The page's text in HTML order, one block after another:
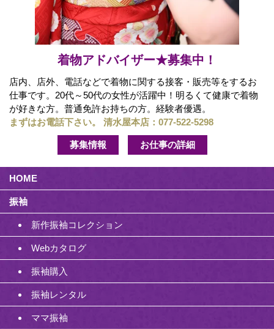
着物アドバイザー★募集中！
店内、店外、電話などで着物に関する接客・販売等をするお
仕事です。20代～50代の女性が活躍中！明るくて健康で着物
が好きな方。普通免許お持ちの方。経験者優遇。
まずはお電話下さい。 清水屋本店： 077-522-5298
募集情報 お仕事の詳細
HOME
振袖
新作振袖コレクション
Webカタログ
振袖購入
振袖レンタル
ママ振袖